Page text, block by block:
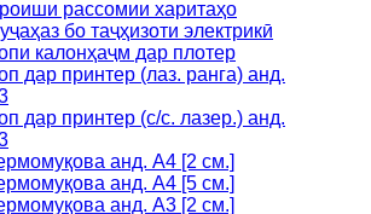
рассомии харитаҳо
бо таҷҳизоти электрикӣ
калонҳаҷм дар плотер
дар принтер (лаз. ранга) анд.
дар принтер (с/с. лазер.) анд.
анд. А4 [2 см.]
анд. А4 [5 см.]
анд. А3 [2 см.]